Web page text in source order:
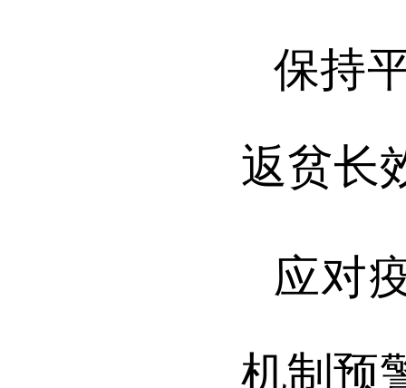
保持
返贫长
应对
机制预